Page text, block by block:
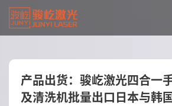
产品出货：骏屹激光四合一
及清洗机批量出口日本与韩